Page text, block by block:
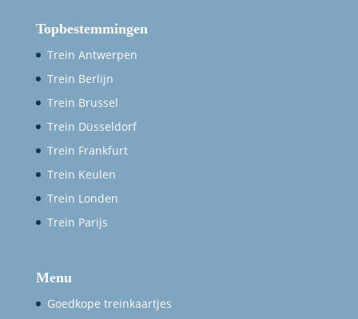
Topbestemmingen
Trein Antwerpen
Trein Berlijn
Trein Brussel
Trein Düsseldorf
Trein Frankfurt
Trein Keulen
Trein Londen
Trein Parijs
Menu
Goedkope treinkaartjes